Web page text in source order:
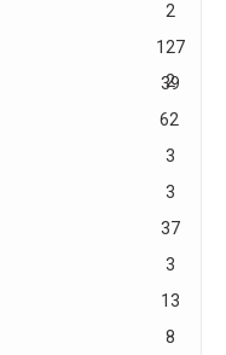
2
127
2
39
62
3
3
37
3
13
8